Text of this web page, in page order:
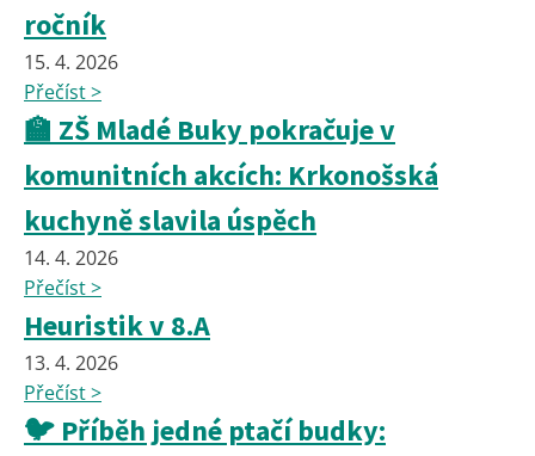
ročník
15. 4. 2026
Přečíst >
🏫 ZŠ Mladé Buky pokračuje v
komunitních akcích: Krkonošská
kuchyně slavila úspěch
14. 4. 2026
Přečíst >
Heuristik v 8.A
13. 4. 2026
Přečíst >
🐦 Příběh jedné ptačí budky: